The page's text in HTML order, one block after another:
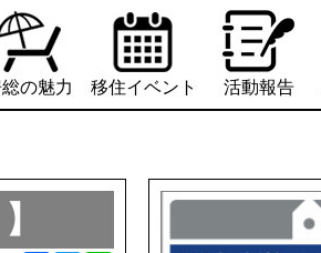
総の魅力 移住イベント 活動報告